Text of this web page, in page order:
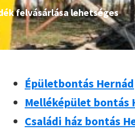
felvásárlása lehetséges
Épületbontás Hernád
Melléképület bontás
Családi ház bontás